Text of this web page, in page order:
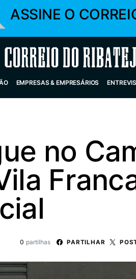
ASSINE O
Correio do Ribatejo
EMPRESAS & EMPRESÁRIOS
no
0 partilhas PARTILHAR